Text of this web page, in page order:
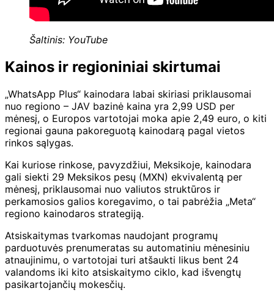
Šaltinis: YouTube
Kainos ir regioniniai skirtumai
„WhatsApp Plus“ kainodara labai skiriasi priklausomai
nuo regiono – JAV bazinė kaina yra 2,99 USD per
mėnesį, o Europos vartotojai moka apie 2,49 euro, o kiti
regionai gauna pakoreguotą kainodarą pagal vietos
rinkos sąlygas.
Kai kuriose rinkose, pavyzdžiui, Meksikoje, kainodara
gali siekti 29 Meksikos pesų (MXN) ekvivalentą per
mėnesį, priklausomai nuo valiutos struktūros ir
perkamosios galios koregavimo, o tai pabrėžia „Meta“
regiono kainodaros strategiją.
Atsiskaitymas tvarkomas naudojant programų
parduotuvės prenumeratas su automatiniu mėnesiniu
atnaujinimu, o vartotojai turi atšaukti likus bent 24
valandoms iki kito atsiskaitymo ciklo, kad išvengtų
pasikartojančių mokesčių.